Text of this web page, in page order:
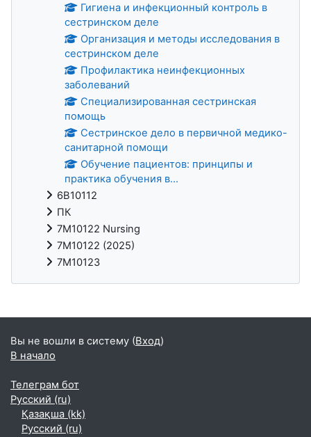
Гигиена и инфекционный контроль в
сестринском деле
Организация и методы исследования в
сестринском деле
Профилактика неинфекционных
заболеваний
Специализированная сестринская
помощь
Сестринское дело в первичной медико-
санитарной помощи
Обучение пациентов: принципы и
практика обучения в...
6В10112
ПК
7М10122 Nursing
7М10122 (2025)
7М10123
Блоки
Вы не вошли в систему (Вход)
В начало
Телеграм бот
Русский ‎(ru)‎
Қазақша ‎(kk)‎
Русский ‎(ru)‎